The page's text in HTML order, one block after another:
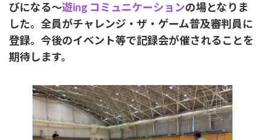
びになる～遊ing コミュニケーションの場となりま
した。全員がチャレンジ・ザ・ゲーム普及審判員に
登録。今後のイベント等で記録会が催されることを
期待します。